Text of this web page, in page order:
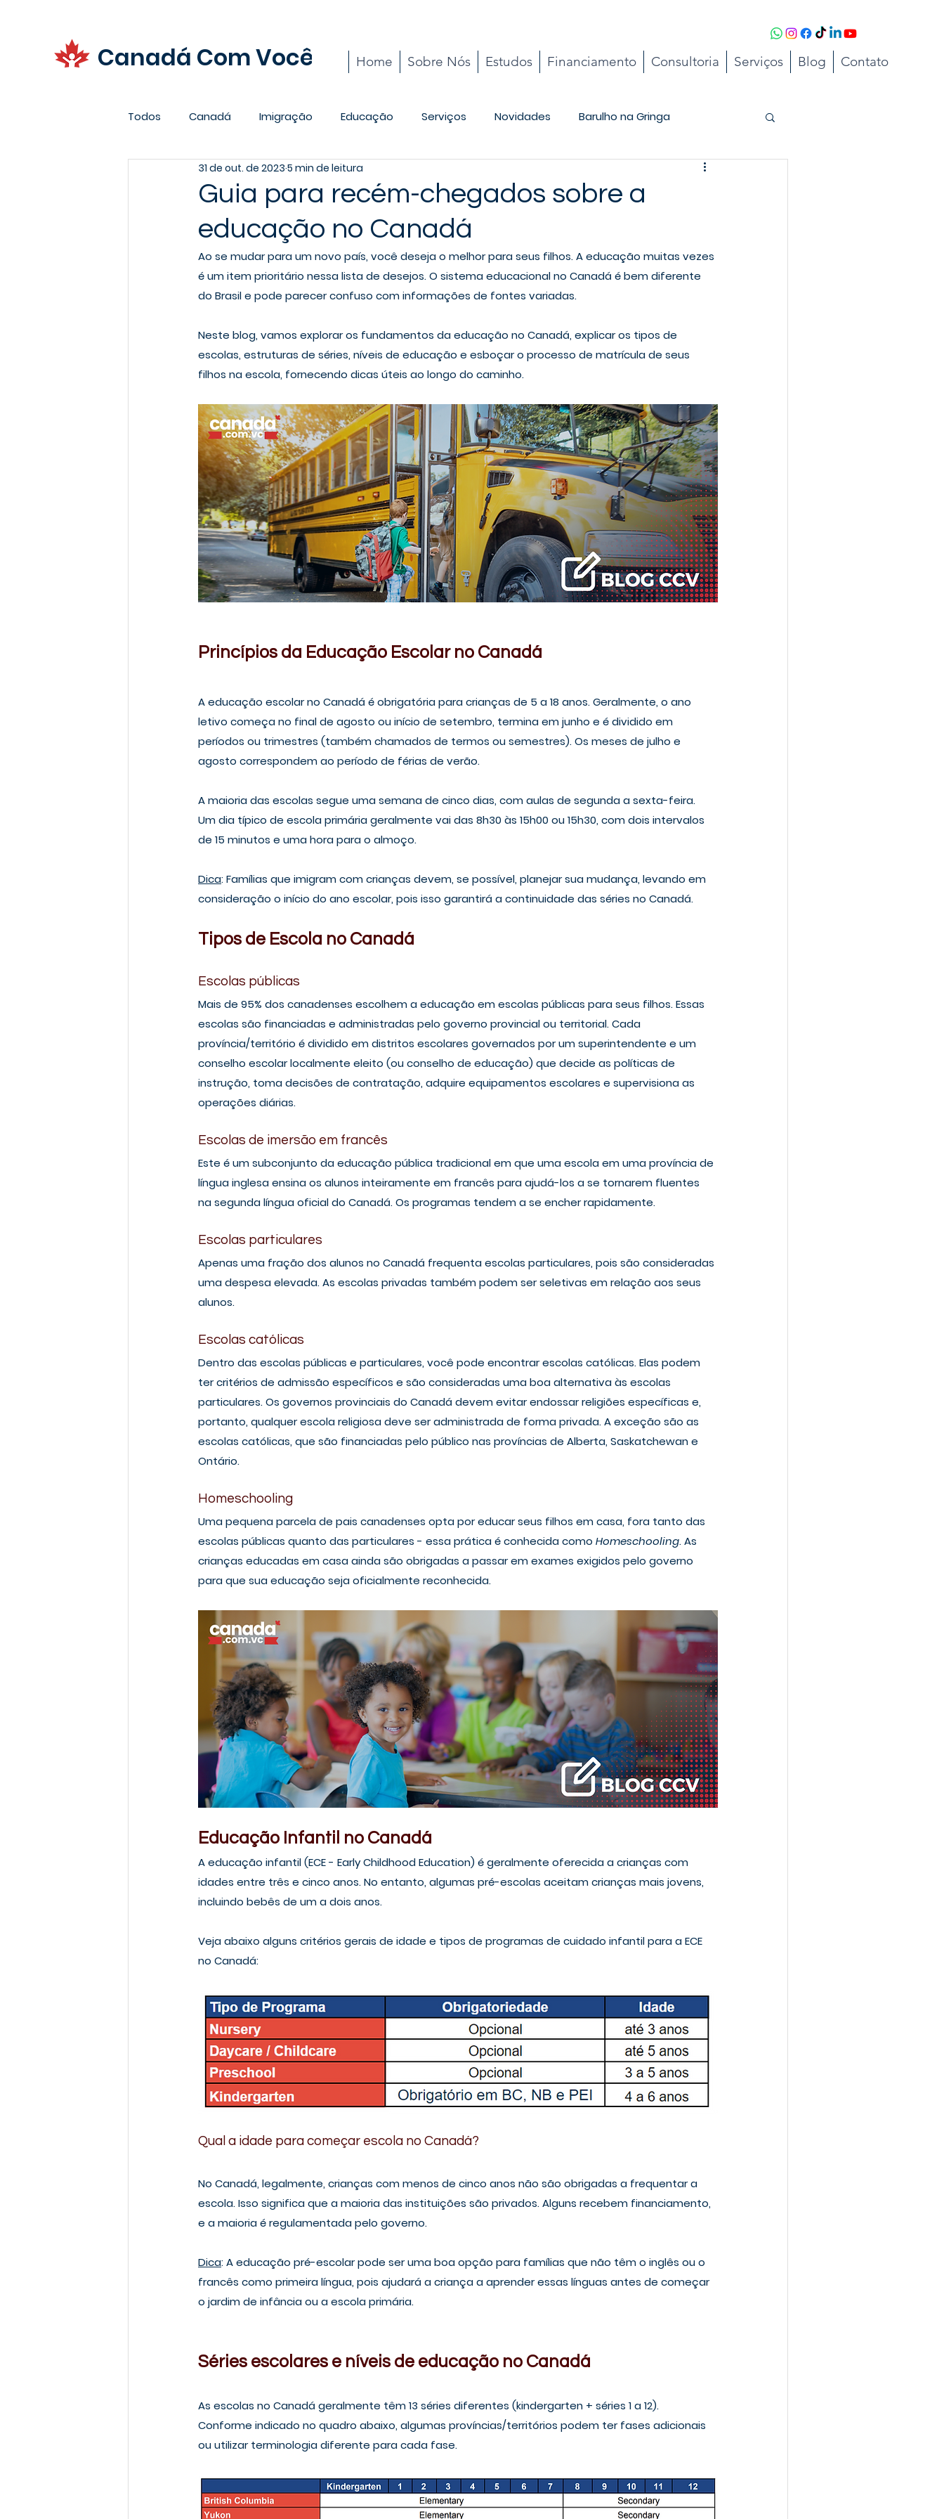
Canadá Com Você Home Sobre Nós Estudos Financiamento Consultoria Serviços Blog Contato
Todos Canadá Imigração Educação Serviços Novidades Barulho na Gringa
Promoções Carreira Cotidiano
Guia para recém-chegados sobre a
educação no Canadá
31 de out. de 2023 5 min de leitura
Ao se mudar para um novo país, você deseja o melhor para seus filhos. A educação muitas vezes
é um item prioritário nessa lista de desejos. O sistema educacional no Canadá é bem diferente
do Brasil e pode parecer confuso com informações de fontes variadas.
Neste blog, vamos explorar os fundamentos da educação no Canadá, explicar os tipos de
escolas, estruturas de séries, níveis de educação e esboçar o processo de matrícula de seus
filhos na escola, fornecendo dicas úteis ao longo do caminho.
Princípios da Educação Escolar no Canadá
A educação escolar no Canadá é obrigatória para crianças de 5 a 18 anos. Geralmente, o ano
letivo começa no final de agosto ou início de setembro, termina em junho e é dividido em
períodos ou trimestres (também chamados de termos ou semestres). Os meses de julho e
agosto correspondem ao período de férias de verão.
A maioria das escolas segue uma semana de cinco dias, com aulas de segunda a sexta-feira.
Um dia típico de escola primária geralmente vai das 8h30 às 15h00 ou 15h30, com dois intervalos
de 15 minutos e uma hora para o almoço.
Dica: Famílias que imigram com crianças devem, se possível, planejar sua mudança, levando em
consideração o início do ano escolar, pois isso garantirá a continuidade das séries no Canadá.
Tipos de Escola no Canadá
Escolas públicas
Mais de 95% dos canadenses escolhem a educação em escolas públicas para seus filhos. Essas
escolas são financiadas e administradas pelo governo provincial ou territorial. Cada
província/território é dividido em distritos escolares governados por um superintendente e um
conselho escolar localmente eleito (ou conselho de educação) que decide as políticas de
instrução, toma decisões de contratação, adquire equipamentos escolares e supervisiona as
operações diárias.
Escolas de imersão em francês
Este é um subconjunto da educação pública tradicional em que uma escola em uma província de
língua inglesa ensina os alunos inteiramente em francês para ajudá-los a se tornarem fluentes
na segunda língua oficial do Canadá. Os programas tendem a se encher rapidamente.
Escolas particulares
Apenas uma fração dos alunos no Canadá frequenta escolas particulares, pois são consideradas
uma despesa elevada. As escolas privadas também podem ser seletivas em relação aos seus
alunos.
Escolas católicas
Dentro das escolas públicas e particulares, você pode encontrar escolas católicas. Elas podem
ter critérios de admissão específicos e são consideradas uma boa alternativa às escolas
particulares. Os governos provinciais do Canadá devem evitar endossar religiões específicas e,
portanto, qualquer escola religiosa deve ser administrada de forma privada. A exceção são as
escolas católicas, que são financiadas pelo público nas províncias de Alberta, Saskatchewan e
Ontário.
Homeschooling
Uma pequena parcela de pais canadenses opta por educar seus filhos em casa, fora tanto das
escolas públicas quanto das particulares - essa prática é conhecida como Homeschooling. As
crianças educadas em casa ainda são obrigadas a passar em exames exigidos pelo governo
para que sua educação seja oficialmente reconhecida.
Educação Infantil no Canadá
A educação infantil (ECE - Early Childhood Education) é geralmente oferecida a crianças com
idades entre três e cinco anos. No entanto, algumas pré-escolas aceitam crianças mais jovens,
incluindo bebês de um a dois anos.
Veja abaixo alguns critérios gerais de idade e tipos de programas de cuidado infantil para a ECE
no Canadá:
Qual a idade para começar escola no Canadá?
No Canadá, legalmente, crianças com menos de cinco anos não são obrigadas a frequentar a
escola. Isso significa que a maioria das instituições são privados. Alguns recebem financiamento,
e a maioria é regulamentada pelo governo.
Dica: A educação pré-escolar pode ser uma boa opção para famílias que não têm o inglês ou o
francês como primeira língua, pois ajudará a criança a aprender essas línguas antes de começar
o jardim de infância ou a escola primária.
Séries escolares e níveis de educação no Canadá
As escolas no Canadá geralmente têm 13 séries diferentes (kindergarten + séries 1 a 12).
Conforme indicado no quadro abaixo, algumas províncias/territórios podem ter fases adicionais
ou utilizar terminologia diferente para cada fase.